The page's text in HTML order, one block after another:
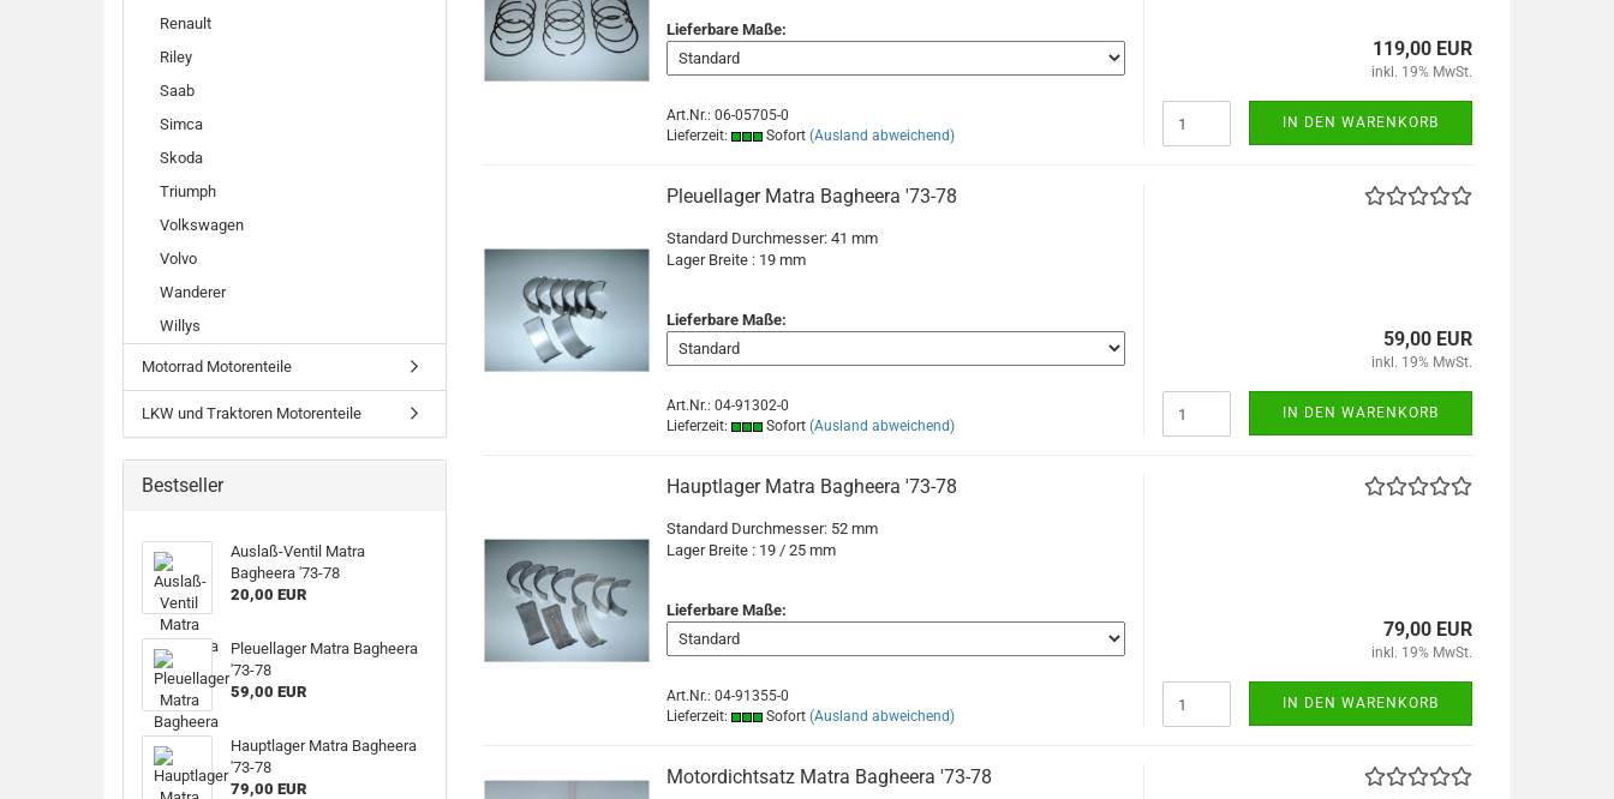
Lieferbare Maße:
Art.Nr.: 06-05705-0
Lieferzeit:
Sofort (Ausland abweichend)
119,00 EUR
inkl. 19% MwSt.
IN DEN WARENKORB
Pleuellager Matra Bagheera '73-78
Standard Durchmesser: 41 mm
Lager Breite : 19 mm
Lieferbare Maße:
Art.Nr.: 04-91302-0
Lieferzeit:
Sofort (Ausland abweichend)
59,00 EUR
inkl. 19% MwSt.
IN DEN WARENKORB
Hauptlager Matra Bagheera '73-78
Standard Durchmesser: 52 mm
Lager Breite : 19 / 25 mm
Lieferbare Maße:
Art.Nr.: 04-91355-0
Lieferzeit:
Sofort (Ausland abweichend)
79,00 EUR
inkl. 19% MwSt.
IN DEN WARENKORB
Motordichtsatz Matra Bagheera '73-78
Renault
Riley
Saab
Simca
Skoda
Triumph
Volkswagen
Volvo
Wanderer
Willys
Motorrad Motorenteile
LKW und Traktoren Motorenteile
Bestseller
Auslaß-Ventil Matra
Bagheera '73-78
20,00 EUR
Pleuellager Matra Bagheera
'73-78
59,00 EUR
Hauptlager Matra Bagheera
'73-78
79,00 EUR